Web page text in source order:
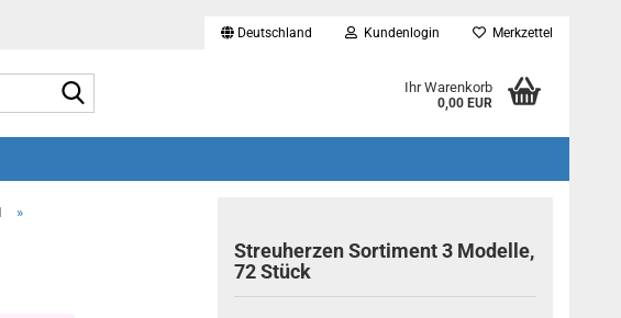
Deutschland Kundenlogin Merkzettel
Ihr Warenkorb
0,00 EUR
»
Streuherzen Sortiment 3 Modelle,
72 Stück